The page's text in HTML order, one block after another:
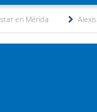
Alexis José